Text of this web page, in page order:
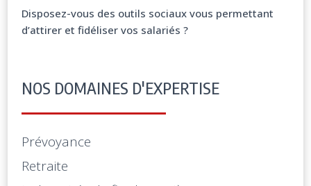
Disposez-vous des outils sociaux vous permettant
d’attirer et fidéliser vos salariés ?
NOS DOMAINES D'EXPERTISE
Prévoyance
Retraite